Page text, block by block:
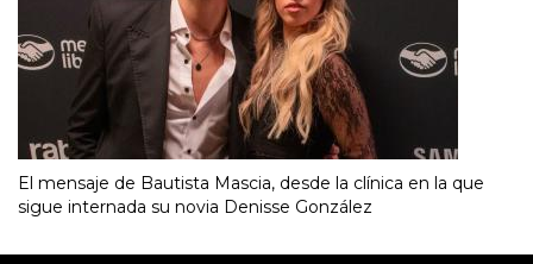
El mensaje de Bautista Mascia, desde la clínica en la que
sigue internada su novia Denisse González